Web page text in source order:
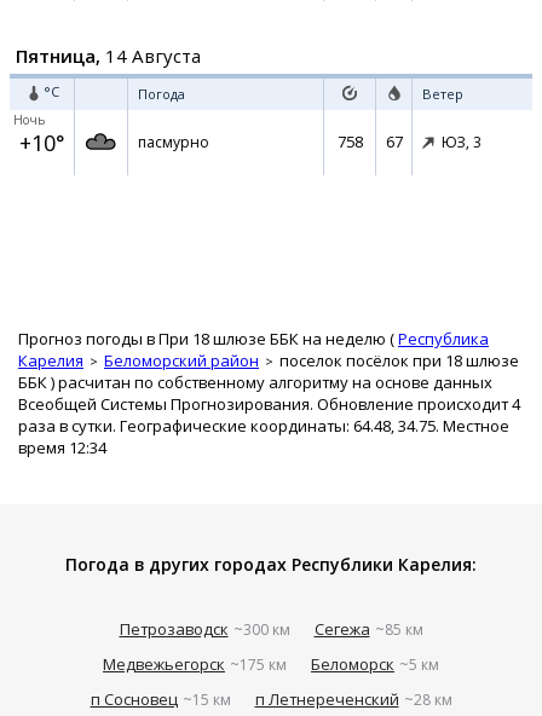
Пятница, 14 Августа
°C Погода Ветер
Ночь
+10° пасмурно 758 67 ЮЗ, 3
Прогноз погоды в При 18 шлюзе ББК на неделю (Республика
Карелия
Беломорский район
поселок посёлок при 18 шлюзе
ББК) расчитан по собственному алгоритму на основе данных
Всеобщей Системы Прогнозирования. Обновление происходит 4
раза в сутки. Географические координаты: 64.48, 34.75. Местное
время 12:34
Погода в других городах Республики Карелия:
Петрозаводск ~300 км Сегежа ~85 км
Медвежьегорск ~175 км Беломорск ~5 км
п Сосновец ~15 км п Летнереченский ~28 км